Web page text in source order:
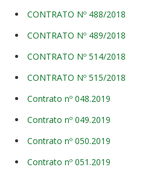
CONTRATO Nº 488/2018
CONTRATO Nº 489/2018
CONTRATO Nº 514/2018
CONTRATO Nº 515/2018
Contrato nº 048.2019
Contrato nº 049.2019
Contrato nº 050.2019
Contrato nº 051.2019